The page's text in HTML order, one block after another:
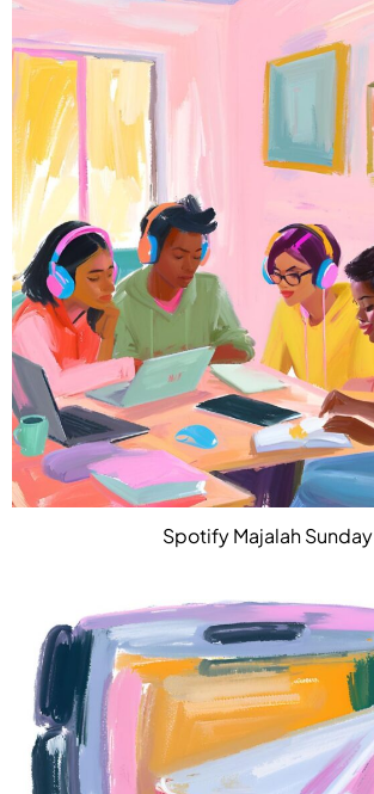
Spotify Majalah Sunday